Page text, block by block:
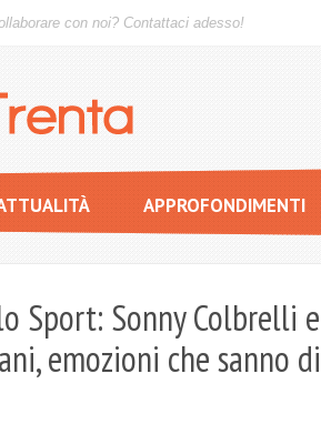
APPROFONDIMENTI
Sport: Sonny Colbrelli e
emozioni che sanno di
con noi? Contattaci adesso!